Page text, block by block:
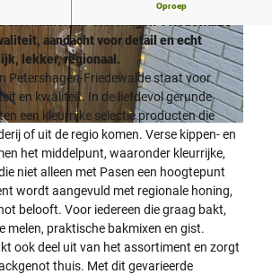
Oproep
aandacht voor detail en echt
lekker, regionaal.
Petershagen-Friedewalde staat voor
en kwaliteit. In de liefdevol gerunde
een kleurrijke selectie producten die
of uit de regio komen. Verse kippen- en
het middelpunt, waaronder kleurrijke,
niet alleen met Pasen een hoogtepunt
wordt aangevuld met regionale honing,
belooft. Voor iedereen die graag bakt,
melen, praktische bakmixen en gist.
ook deel uit van het assortiment en zorgt
thuis. Met dit gevarieerde